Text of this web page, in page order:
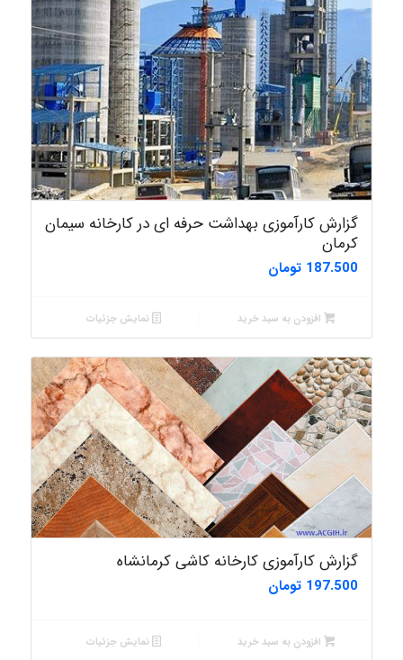
گزارش کارآموزی بهداشت حرفه ای در کارخانه سیمان
کرمان
187.500 تومان
افزودن به سبد خرید نمایش جزئیات
گزارش کارآموزی کارخانه کاشی کرمانشاه
197.500 تومان
افزودن به سبد خرید نمایش جزئیات